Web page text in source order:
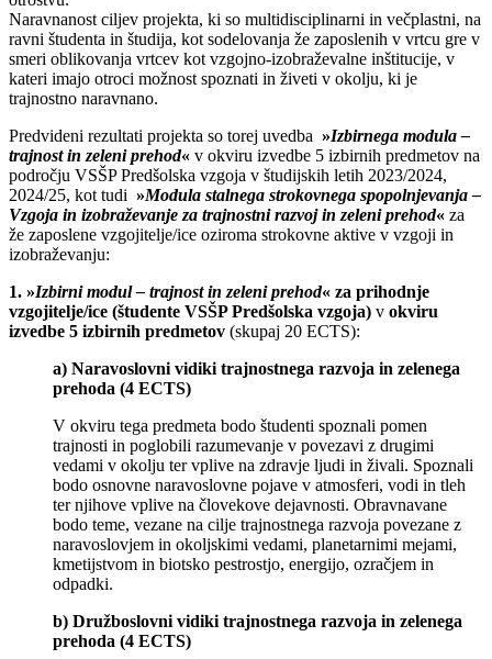
Naravnanost ciljev projekta, ki so multidisciplinarni in večplastni, na
ravni študenta in študija, kot sodelovanja že zaposlenih v vrtcu gre v
smeri oblikovanja vrtcev kot vzgojno-izobraževalne inštitucije, v
kateri imajo otroci možnost spoznati in živeti v okolju, ki je
trajnostno naravnano.
Predvideni rezultati projekta so torej uvedba »Izbirnega modula –
trajnost in zeleni prehod« v okviru izvedbe 5 izbirnih predmetov na
področju VSŠP Predšolska vzgoja v študijskih letih 2023/2024,
2024/25, kot tudi »Modula stalnega strokovnega spopolnjevanja –
Vzgoja in izobraževanje za trajnostni razvoj in zeleni prehod« za
že zaposlene vzgojitelje/ice oziroma strokovne aktive v vzgoji in
izobraževanju:
1. »Izbirni modul – trajnost in zeleni prehod« za prihodnje
vzgojitelje/ice (študente VSŠP Predšolska vzgoja) v okviru
izvedbe 5 izbirnih predmetov (skupaj 20 ECTS):
a) Naravoslovni vidiki trajnostnega razvoja in zelenega
prehoda (4 ECTS)
V okviru tega predmeta bodo študenti spoznali pomen
trajnosti in poglobili razumevanje v povezavi z drugimi
vedami v okolju ter vplive na zdravje ljudi in živali. Spoznali
bodo osnovne naravoslovne pojave v atmosferi, vodi in tleh
ter njihove vplive na človekove dejavnosti. Obravnavane
bodo teme, vezane na cilje trajnostnega razvoja povezane z
naravoslovjem in okoljskimi vedami, planetarnimi mejami,
kmetijstvom in biotsko pestrostjo, energijo, ozračjem in
odpadki.
b) Družboslovni vidiki trajnostnega razvoja in zelenega
prehoda (4 ECTS)